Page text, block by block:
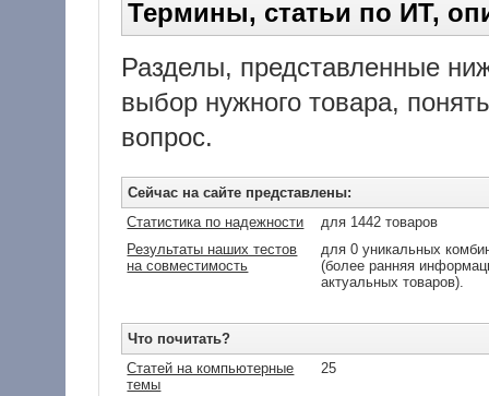
Термины, статьи по ИТ,
Разделы, представленные
выбор нужного товара,
вопрос.
Сейчас на сайте представлены:
Статистика по надежности
для 1442 товаров
Результаты наших тестов
на совместимость
для 0 уникальных
(более ранняя
актуальных товаров).
Что почитать?
Статей на компьютерные
темы
25